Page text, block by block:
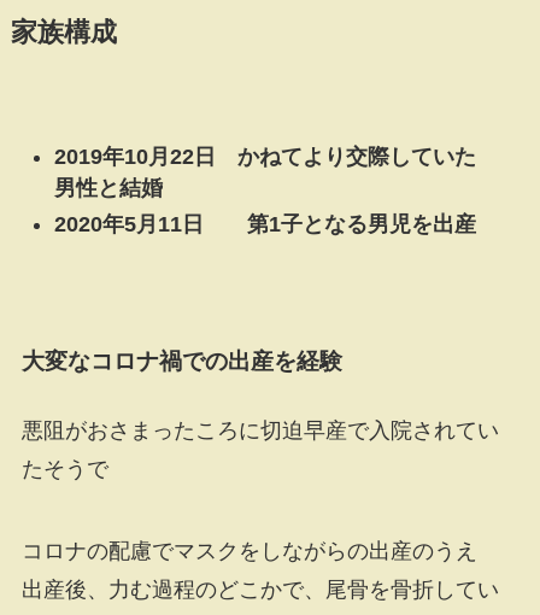
家族構成
2019年10月22日 かねてより交際していた
男性と結婚
2020年5月11日 第1子となる男児を出産
大変なコロナ禍での出産を経験
悪阻がおさまったころに切迫早産で入院されてい
たそうで
コロナの配慮でマスクをしながらの出産のうえ
出産後、力む過程のどこかで、尾骨を骨折してい